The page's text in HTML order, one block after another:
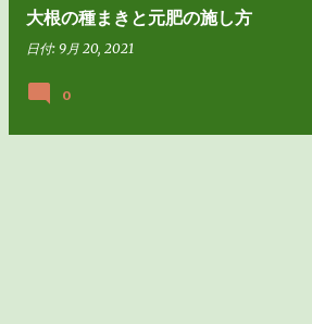
大根の種まきと元肥の施し方
日付: 9月 20, 2021
0